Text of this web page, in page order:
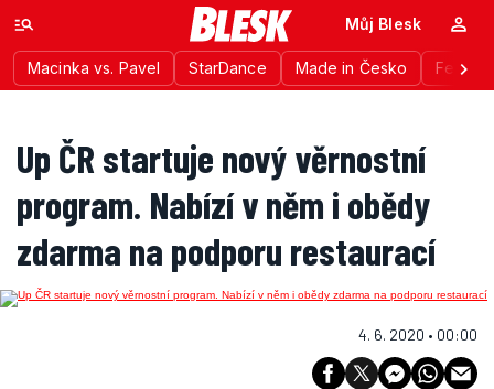
Macinka vs. Pavel StarDance Made in Česko
Můj Blesk
Up ČR startuje nový věrnostní
program. Nabízí v něm i obědy
zdarma na podporu restaurací
4. 6. 2020 • 00:00